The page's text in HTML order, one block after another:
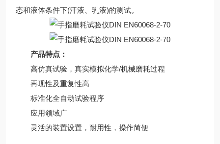
态和液体条件下(汗液、乳液)的测试。
产品特点：
高仿真试验，真实模拟化学/机械磨耗过程
再现性及重复性高
标准化全自动试验程序
应用领域广
灵活的装置设置，耐用性，操作简便